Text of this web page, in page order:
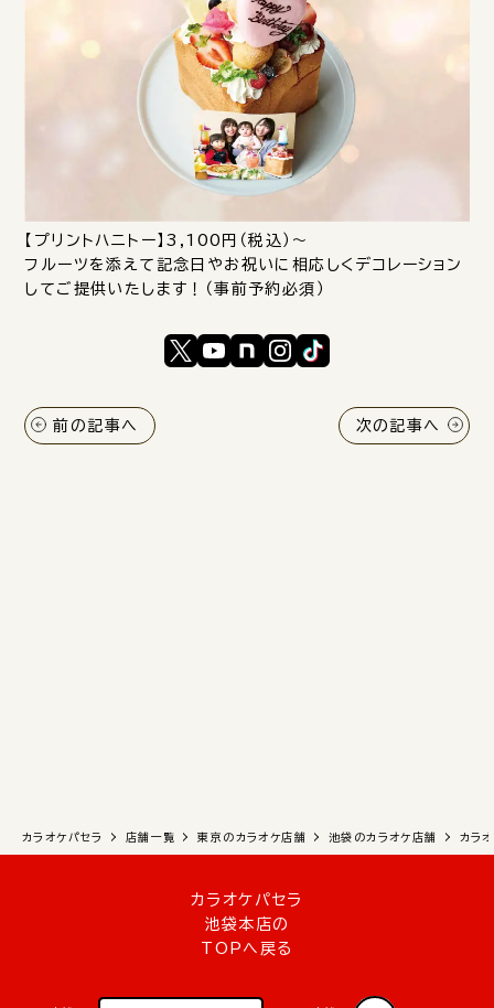
【プリントハニトー】3,100円（税込）〜
フルーツを添えて記念日やお祝いに相応しくデコレーション
してご提供いたします！（事前予約必須）
前の記事へ 次の記事へ
カラオケパセラ 店舗一覧 東京のカラオケ店舗 池袋のカラオケ店舗 カラ
カラオケパセラ
池袋本店の
TOPへ戻る